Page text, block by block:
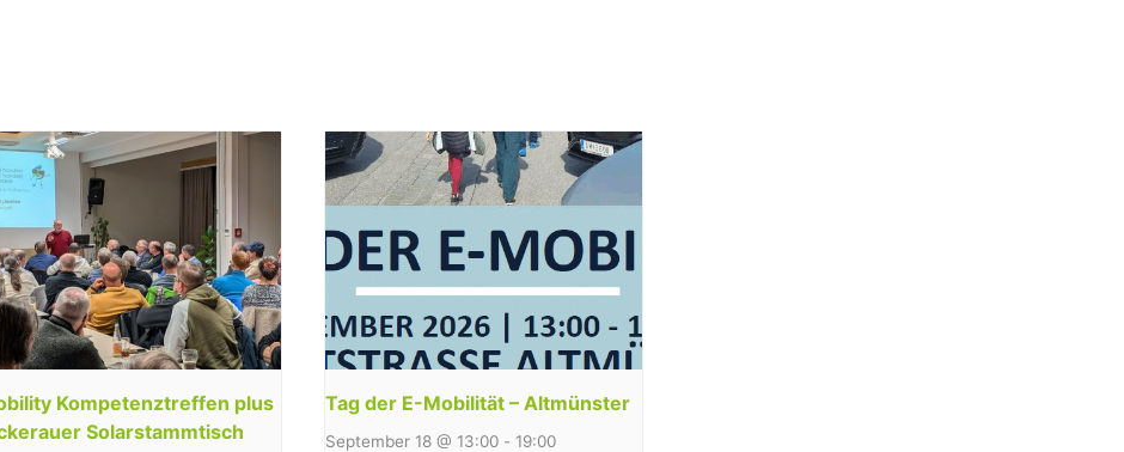
Kompetenztreffen plus
Solarstammtisch
Tag der E-Mobilität – Altmünster
September 18 @ 13:00 - 19:00